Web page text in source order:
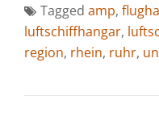
Tagged amp,
luftschiffhangar,
region, rhein, ruhr,